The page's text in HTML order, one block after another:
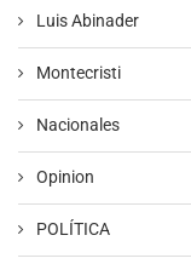
Luis Abinader
Montecristi
Nacionales
Opinion
POLÍTICA